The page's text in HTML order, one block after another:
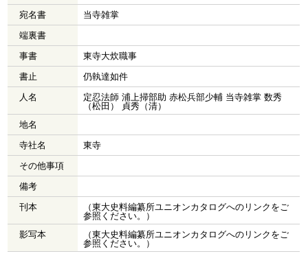
宛名書
当寺雑掌
端裏書
事書
東寺大炊職事
書止
仍執達如件
人名
定忍法師 浦上掃部助 赤松兵部少輔 当寺雑掌 数秀
（松田） 貞秀（清）
地名
寺社名
東寺
その他事項
備考
刊本
（東大史料編纂所ユニオンカタログへのリンクをご
参照ください。）
影写本
（東大史料編纂所ユニオンカタログへのリンクをご
参照ください。）